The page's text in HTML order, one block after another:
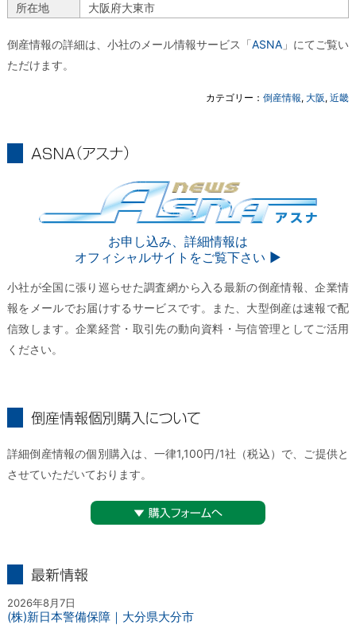
所在地
大阪府大東市
倒産情報の詳細は、小社のメール情報サービス「ASNA 」にてご覧い
ただけます。
カテゴリー：倒産情報,大阪,近畿
お申し込み、詳細情報は
オフィシャルサイトをご覧下さい ▶︎
小社が全国に張り巡らせた調査網から入る最新の倒産情報、企業情
報をメールでお届けするサービスです。また、大型倒産は速報で配
信致します。企業経営・取引先の動向資料・与信管理としてご活用
ください。
詳細倒産情報の個別購入は、一律1,100円/1社（税込）で、ご提供と
させていただいております。
2026年8月7日
(株)新日本警備保障｜大分県大分市